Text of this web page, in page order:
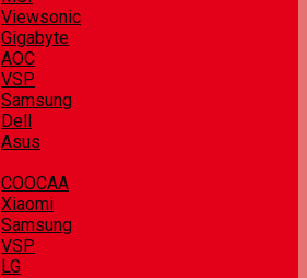
Viewsonic
Gigabyte
AOC
VSP
Samsung
Dell
Asus
COOCAA
Xiaomi
Samsung
VSP
LG